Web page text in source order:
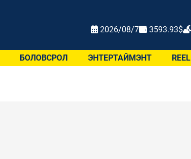
2026/08/7 3593.93$
БОЛОВСРОЛ ЭНТЕРТАЙМЭНТ REEL